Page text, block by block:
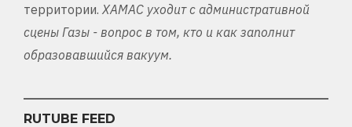
территории. ХАМАС уходит с административной
сцены Газы - вопрос в том, кто и как заполнит
образовавшийся вакуум.
RUTUBE FEED